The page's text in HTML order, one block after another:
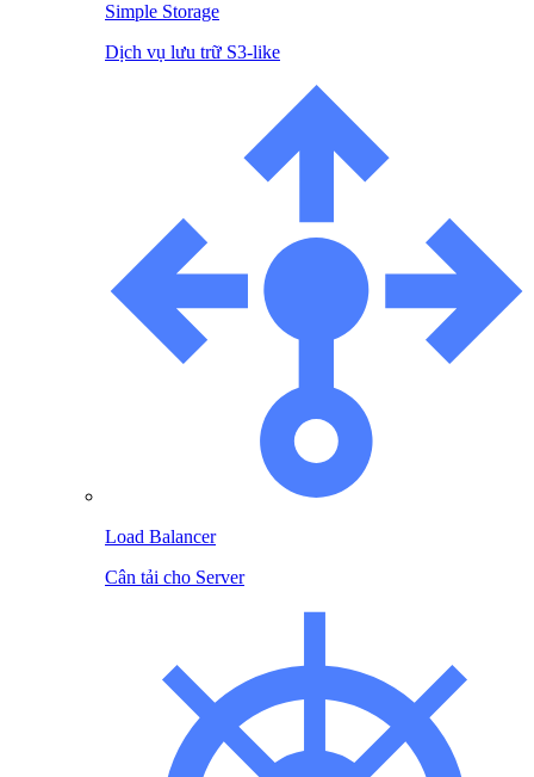
Simple Storage
Dịch vụ lưu trữ S3-like
Load Balancer
Cân tải cho Server